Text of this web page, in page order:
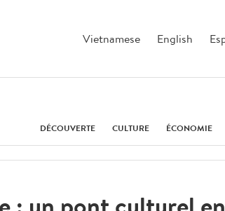
Vietnamese English
DÉCOUVERTE CULTURE ÉCONOMIE